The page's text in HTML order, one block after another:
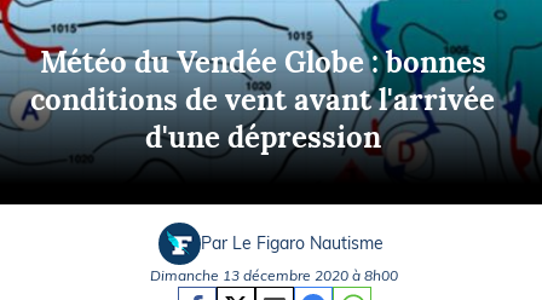
Météo du Vendée Globe : bonnes
conditions de vent avant l'arrivée
d'une dépression
Par Le Figaro Nautisme
Dimanche 13 décembre 2020 à 8h00